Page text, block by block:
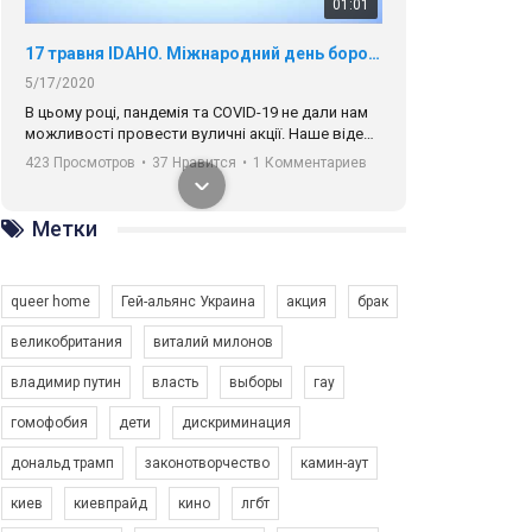
01:01
17 травня IDAHO. Міжнародний день боротьби з гомофобією трансфобією і біфобія.
5/17/2020
В цьому році, пандемія та COVІD-19 не дали нам
можливості провести вуличні акції. Наше відео-
звернення про те, що навіть коли ми у різних
містах та не можемо зустрінеться, ми разом. Ми
закликаємо всіх хто поділяє цінності рівності та
солідарності, приєднатися до нас. Регіональні
підрозділи ГАУ є в 16 областях України.
423 Просмотров • 37 Нравится • 1 Комментариев
Зупинимо насильство проти ЛГБТ в Україні! Stop violence against LGBT in Ukraine!
Емоційний та вражаючий промо-ролік на
Метки
queer home Гей-альянс Украина акция брак
великобритания виталий милонов
владимир путин власть выборы гау
гомофобия дети дискриминация
дональд трамп законотворчество камин-аут
киев киевпрайд кино лгбт